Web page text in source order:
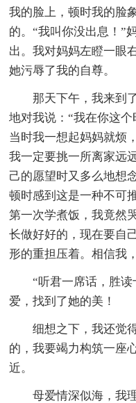
我的脸上，顿时我的脸
的。“我叫你没出息！”
出。我对妈妈左瞪一眼
她污辱了我的自尊。
那天下午，我来到
地对我说：“我在你这个
当时我一想起妈妈就烦
我一定要挑一所离家远
己的愿望时又多么地想
顿时感到这是一种不可
第一次学煮饭，我竟然
长做好好的，现在要自
形的重担压着。相信我
“听君一席话，胜
爱，找到了她的美！
细想之下，我还觉
的，我要竭力构筑一座
近。
母爱情深似海，我